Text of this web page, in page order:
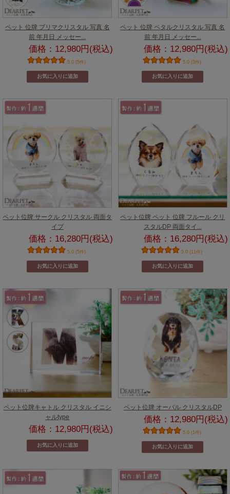
ペット 位牌 プリマクリスタル 写真 名
前 年月日 メッセー...
価格：12,980円(税込)
5.0 (5件)
ペット 位牌 ペタルクリスタル 写真 名
前 年月日 メッセー...
価格：12,980円(税込)
5.0 (3件)
ペット位牌 サークル クリスタル 両面タ
イプ
価格：16,280円(税込)
5.0 (5件)
ペット位牌 ペット 位牌 フルール クリ
スタルDP 両面タイ...
価格：16,280円(税込)
5.0 (11件)
ペット位牌キャトル クリスタル イニシ
ャルtype
価格：12,980円(税込)
ペット位牌 オーバル クリスタルDP
価格：12,980円(税込)
5.0 (1件)